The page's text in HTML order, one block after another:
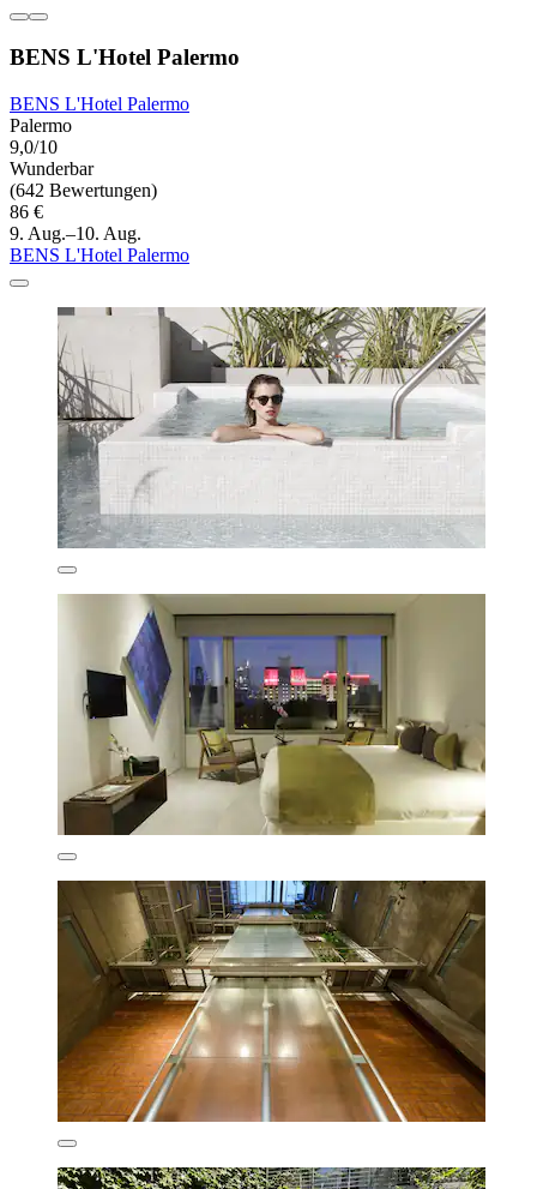
BENS L'Hotel Palermo
BENS L'Hotel Palermo
Palermo
9,0/10
Wunderbar
(642 Bewertungen)
86 €
9. Aug.–10. Aug.
BENS L'Hotel Palermo